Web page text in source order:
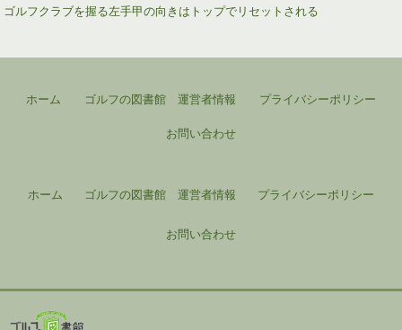
ゴルフクラブを握る左手甲の向きはトップでリセットされる
ホーム ゴルフの図書館 運営者情報
プライバシーポリシー
お問い合わせ
ホーム ゴルフの図書館 運営者情報 プライバシーポリシー
お問い合わせ